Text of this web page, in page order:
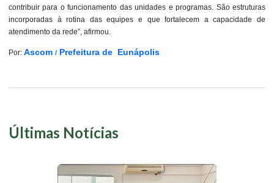
contribuir para o funcionamento das unidades e programas. São estruturas
incorporadas à rotina das equipes e que fortalecem a capacidade de
atendimento da rede”, afirmou.
Por: Ascom / Prefeitura de Eunápolis
Últimas Notícias